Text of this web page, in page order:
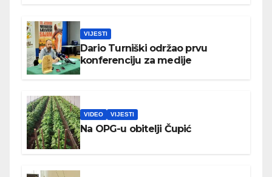
VIJESTI
Dario Turniški održao prvu
konferenciju za medije
VIDEO VIJESTI
Na OPG-u obitelji Čupić